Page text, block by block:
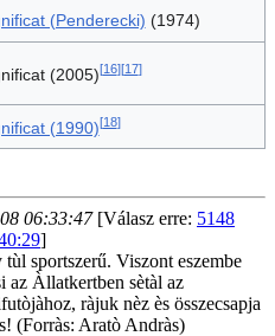
(Penderecki) (1974)
(2005)[16][17]
(1990)[18]
06:33:47[Válasz erre: 5148
]
sportszerű. Viszont eszembe
az Àllatkertben sètàl az
ràjuk nèz ès összecsapja
(Forràs: Aratò Andràs)